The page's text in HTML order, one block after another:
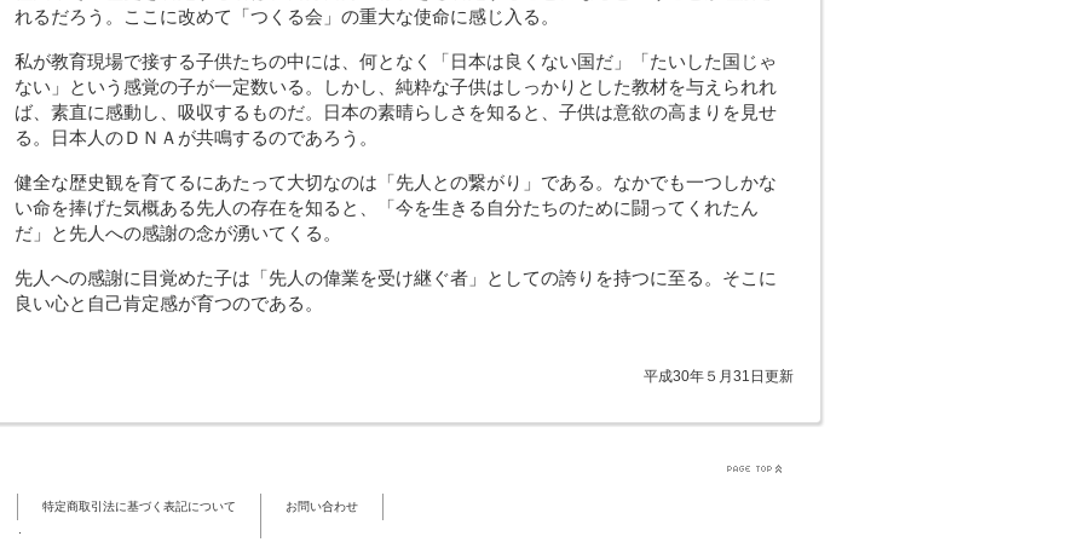
れるだろう。ここに改めて「つくる会」の重大な使命に感じ入る。
私が教育現場で接する子供たちの中には、何となく「日本は良くない国だ」「たいした国じゃ
ない」という感覚の子が一定数いる。しかし、純粋な子供はしっかりとした教材を与えられれ
ば、素直に感動し、吸収するものだ。日本の素晴らしさを知ると、子供は意欲の高まりを見せ
る。日本人のＤＮＡが共鳴するのであろう。
健全な歴史観を育てるにあたって大切なのは「先人との繋がり」である。なかでも一つしかな
い命を捧げた気概ある先人の存在を知ると、「今を生きる自分たちのために闘ってくれたん
だ」と先人への感謝の念が湧いてくる。
先人への感謝に目覚めた子は「先人の偉業を受け継ぐ者」としての誇りを持つに至る。そこに
良い心と自己肯定感が育つのである。
平成30年５月31日更新
特定商取引法に基づく表記について お問い合わせ